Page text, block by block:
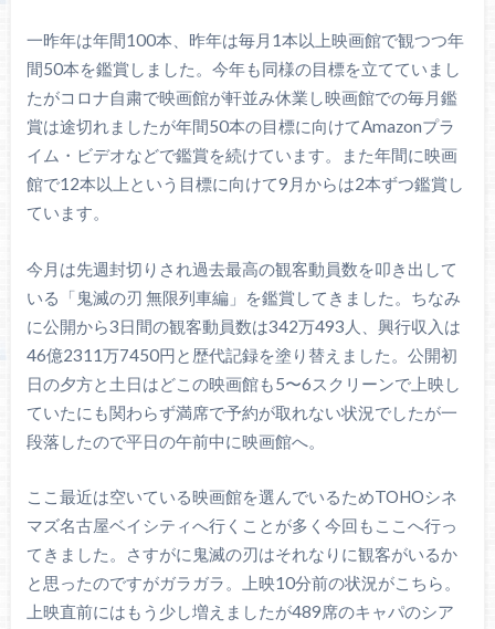
一昨年は年間100本、昨年は毎月1本以上映画館で観つつ年
間50本を鑑賞しました。今年も同様の目標を立てていまし
たがコロナ自粛で映画館が軒並み休業し映画館での毎月鑑
賞は途切れましたが年間50本の目標に向けてAmazonプラ
イム・ビデオなどで鑑賞を続けています。また年間に映画
館で12本以上という目標に向けて9月からは2本ずつ鑑賞し
ています。
今月は先週封切りされ過去最高の観客動員数を叩き出して
いる「鬼滅の刃 無限列車編」を鑑賞してきました。ちなみ
に公開から3日間の観客動員数は342万493人、興行収入は
46億2311万7450円と歴代記録を塗り替えました。公開初
日の夕方と土日はどこの映画館も5〜6スクリーンで上映し
ていたにも関わらず満席で予約が取れない状況でしたが一
段落したので平日の午前中に映画館へ。
ここ最近は空いている映画館を選んでいるためTOHOシネ
マズ名古屋ベイシティへ行くことが多く今回もここへ行っ
てきました。さすがに鬼滅の刃はそれなりに観客がいるか
と思ったのですがガラガラ。上映10分前の状況がこちら。
上映直前にはもう少し増えましたが489席のキャパのシア